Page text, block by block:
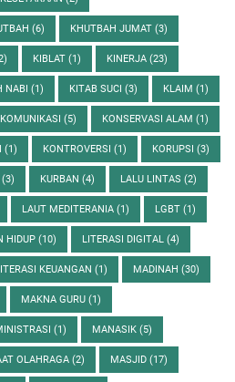
(6) KHUTBAH JUMAT (3)
KIBLAT (1) KINERJA (23)
NABI (1) KITAB SUCI (3) KLAIM (1)
KOMUNIKASI (5) KONSERVASI ALAM (1)
(1) KONTROVERSI (1) KORUPSI (3)
(3) KURBAN (4) LALU LINTAS (2)
LAUT MEDITERANIA (1) LGBT (1)
HIDUP (10) LITERASI DIGITAL (4)
KEUANGAN (1) MADINAH (30)
MAKNA GURU (1)
(1) MANASIK (5)
OLAHRAGA (2) MASJID (17)